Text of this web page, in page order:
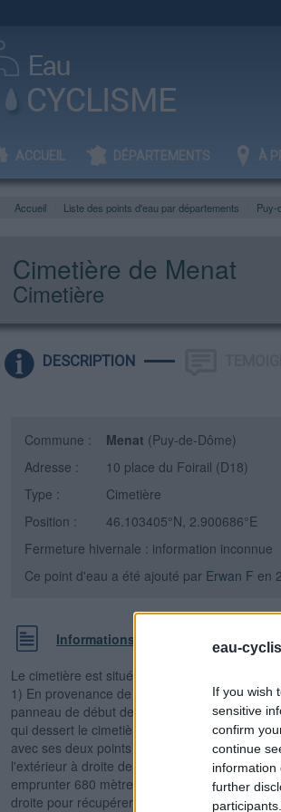
eau-
If you wish
sensitive
confirm
continue
information
further
ACCUEIL DÉPARTEMENTS À
Accueil Liste des points d'eau par départements Puy-
Cimetière de Menat
Cimetière
DESCRIPTION
Commune : Menat (Puy-de-Dôme)
Adresse :
10 place du Foirail (D18)
Type :
Cimetière
Position :
46.103405°N, 2.900686°E
Fermeture hivernale : information inconnue
Ce point d'eau a été ajouté par Erwan F en
Informations complémentaires
Le cimetière est situé à l'entrée du village sur
1) En provenance de Neuf-Église sur la D508
panneau de début de village prendre à
qui dessert le cimetière. On arrive face au
avec ses deux points d'eau est affiché à sa
l'extérieur à droite de ce portail. 2) Sur la D18
emprunter 680 mètres de D2144 à très
droite pour récupérer la suite de la D18 et